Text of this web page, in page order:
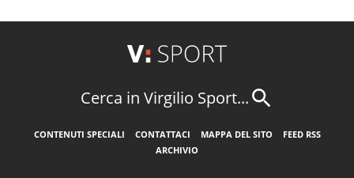
Cerca in Virgilio Sport...
CONTENUTI SPECIALI CONTATTACI MAPPA DEL SITO
FEED RSS
ARCHIVIO